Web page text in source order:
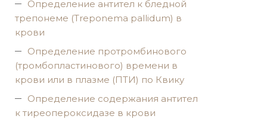
Определение антител к бледной
трепонеме (Treponema pallidum) в
крови
Определение протромбинового
(тромбопластинового) времени в
крови или в плазме (ПТИ) по Квику
Определение содержания антител
к тиреопероксидазе в крови